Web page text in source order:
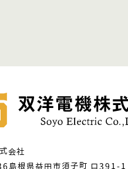
会社
島根県益田市須子町 ロ391-1